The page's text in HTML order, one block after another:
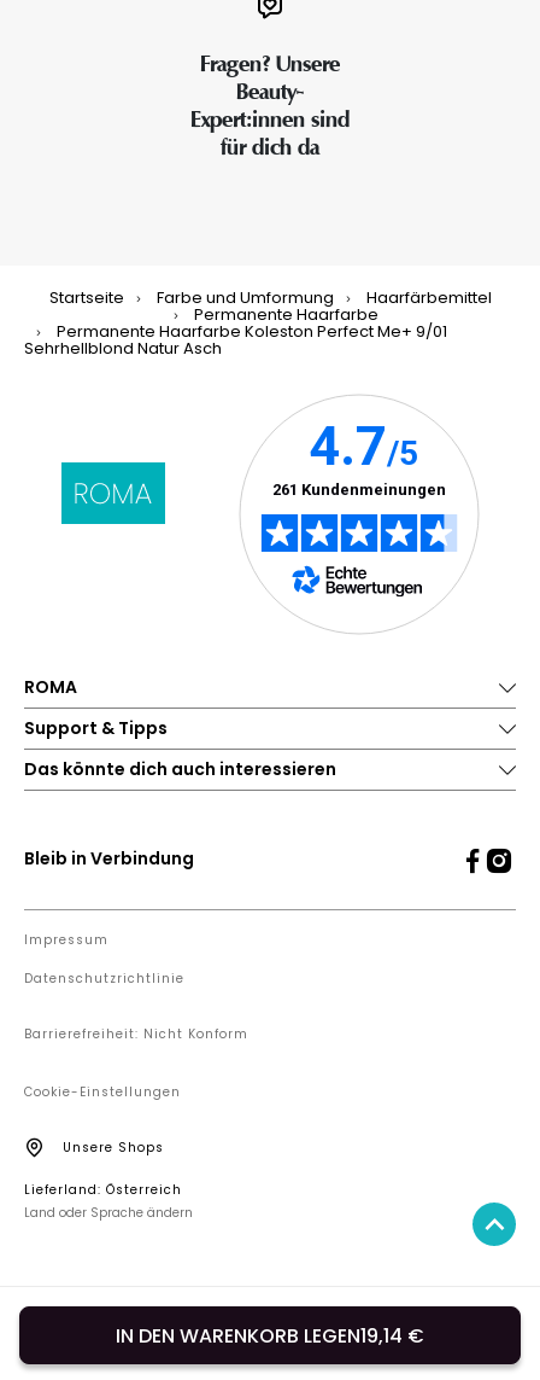
IN DEN WARENKORB LEGEN19,14 €
Fragen? Unsere
Beauty-
Expert:innen sind
für dich da
Startseite Farbe und Umformung Haarfärbemittel
Permanente Haarfarbe
Permanente Haarfarbe Koleston Perfect Me+ 9/01
Sehrhellblond Natur Asch
ROMA
Support & Tipps
Das könnte dich auch interessieren
Bleib in Verbindung
Impressum
Datenschutzrichtlinie
Barrierefreiheit: Nicht Konform
Cookie-Einstellungen
Unsere Shops
Lieferland: Österreich
Land oder Sprache ändern